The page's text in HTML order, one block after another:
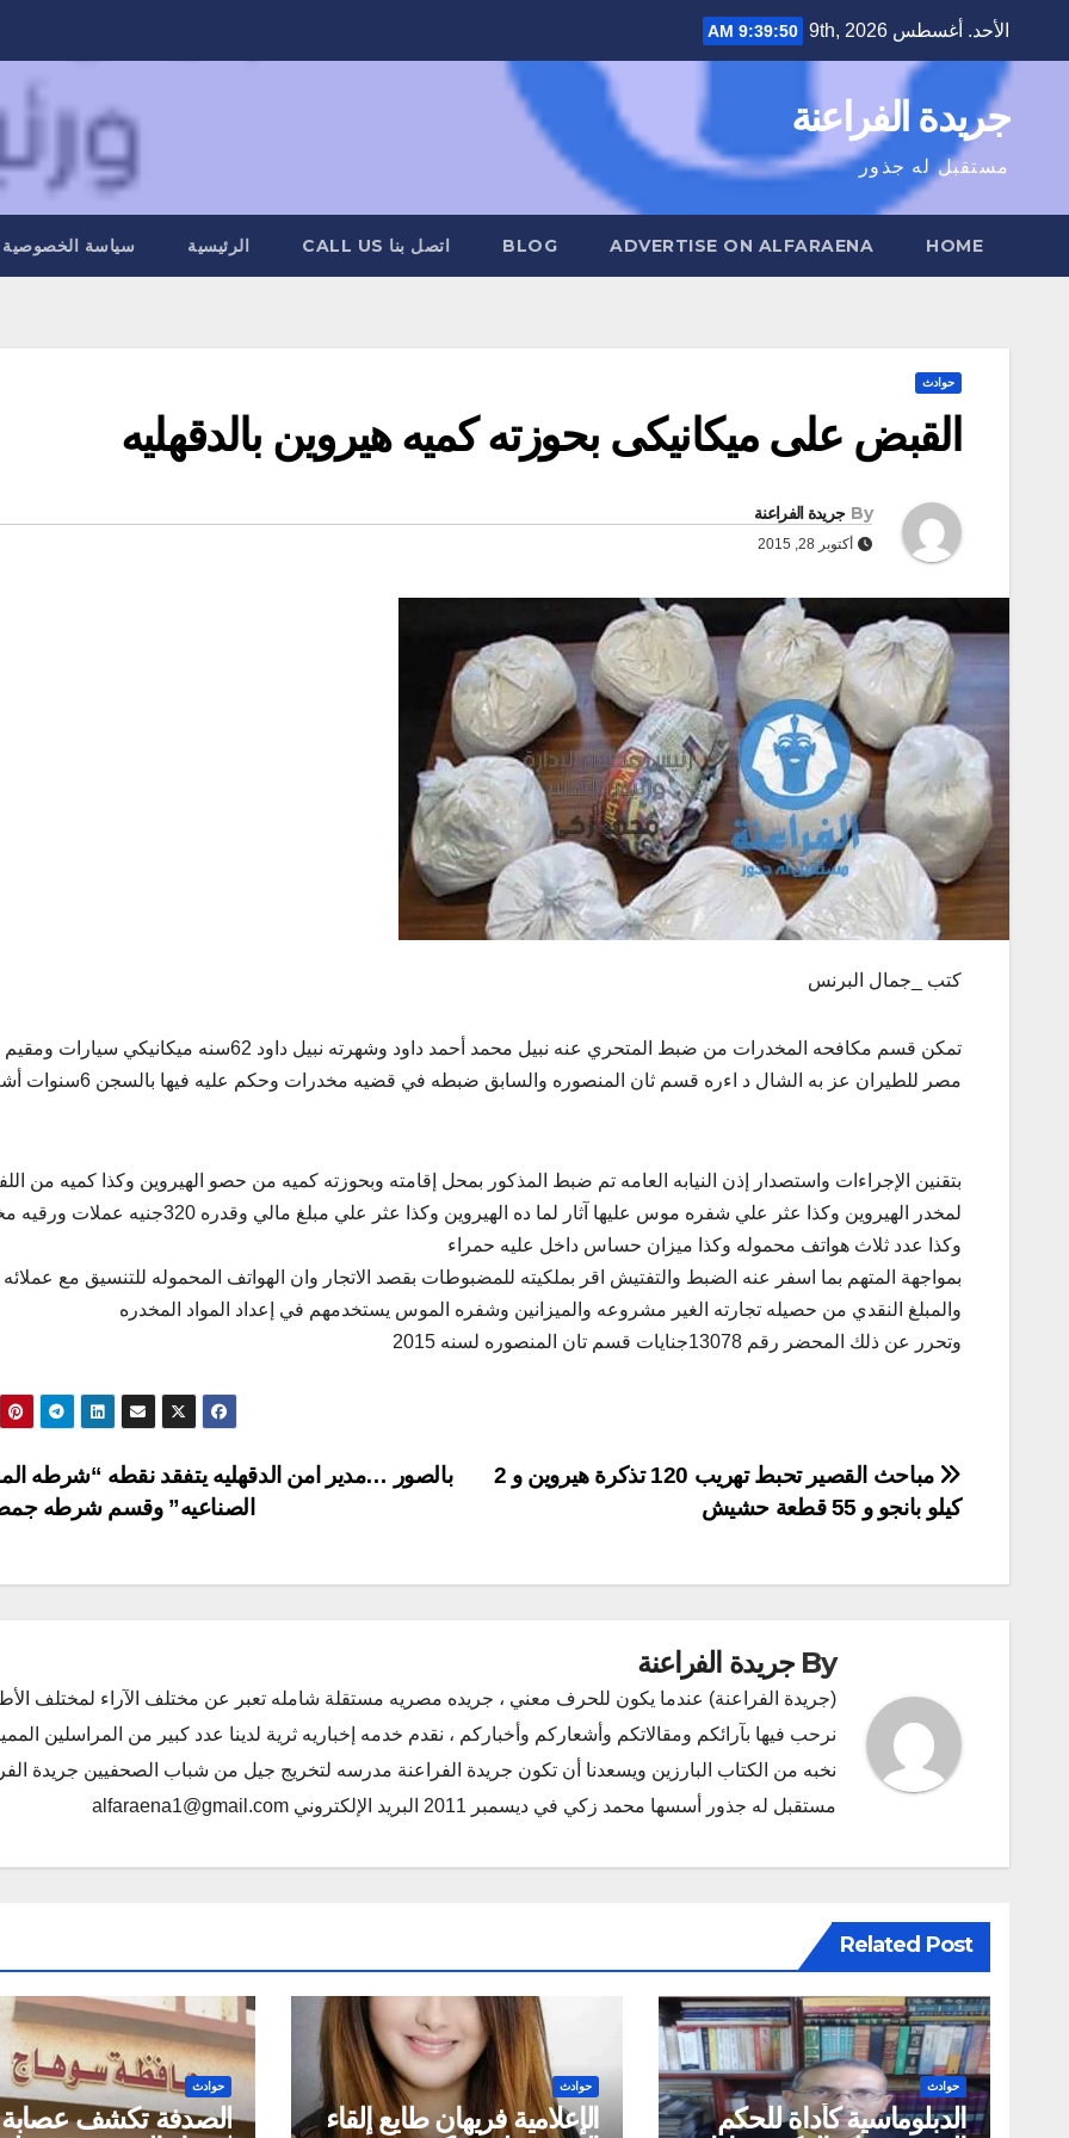
الأحد. أغسطس 9th, 2026 9:39:51 AM
جريدة الفراعنة
مستقبل له جذور
HOME
ADVERTISE ON ALFARAENA
BLOG اتصل بنا CALL US الرئيسية سياسة الخصوصية
حوادث
القبض على ميكانيكى بحوزته كميه هيروين بالدقهليه
By جريدة الفراعنة
أكتوبر 28, 2015
كتب _جمال البرنس
تمكن قسم مكافحه المخدرات من ضبط المتحري عنه نبيل محمد أحمد داود وشهرته نبيل داود 62سنه
مصر للطيران عز به الشال د اءره قسم ثان المنصوره والسابق ضبطه في قضيه مخدرات وحكم عليه فيها بالسجن 6سنوات أشغال
بتقنين الإجراءات واستصدار إذن النيابه العامه تم ضبط المذكور بمحل إقامته وبحوزته كميه من حصو الهيروين وكذا كميه من
لمخدر الهيروين وكذا عثر علي شفره موس عليها آثار لما ده الهيروين وكذا عثر علي مبلغ مالي وقدره
وكذا عدد ثلاث هواتف محموله وكذا ميزان حساس داخل عليه حمراء
بمواجهة المتهم بما اسفر عنه الضبط والتفتيش اقر بملكيته للمضبوطات بقصد الاتجار وان الهواتف المحموله للتنسيق مع عملائه
والمبلغ النقدي من حصيله تجارته الغير مشروعه والميزانين وشفره الموس يستخدمهم في إعداد المواد المخدره
وتحرر عن ذلك المحضر رقم 13078جنايات قسم تان المنصوره لسنه 2015
تصفّح
المقالات
بالصور …مدير امن الدقهليه يتفقد نقطه “شرطه
الصناعيه” وقسم شرطه
مباحث القصير تحبط تهريب 120 تذكرة هيروين و 2
كيلو بانجو و 55 قطعة حشيش
By جريدة الفراعنة
(جريدة الفراعنة) عندما يكون للحرف معني ، جريده مصريه مستقلة شامله تعبر عن مختلف الآراء لمختلف
نرحب فيها بآرائكم ومقالاتكم وأشعاركم وأخباركم ، نقدم خدمه إخباريه ثرية لدينا عدد كبير من المراسلين
نخبه من الكتاب البارزين ويسعدنا أن تكون جريدة الفراعنة مدرسه لتخريج جيل من شباب الصحفيين جريدة
مستقبل له جذور أسسها محمد زكي في ديسمبر 2011 البريد الإلكتروني alfaraena1@gmail.com
Related Post
حوادث
الدبلوماسية كأداة للحكم
حوادث
الإعلامية فريهان طايع إلقاء
حوادث
الصدفة تكشف عصابة